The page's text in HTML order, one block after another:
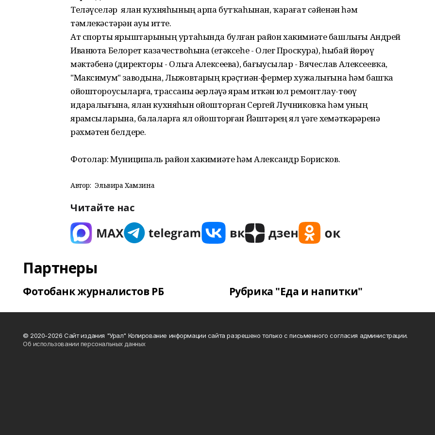
Теләүселәр ялан кухняһының арпа бутҡаһынан, ҡарағат сәйенән һәм
тәмлекәстәрҙән ауыҙ итте.
Ат спорты ярыштарының уртаһында булған район хакимиәте башлығы Андрей
Иванюта Белорет казачествоһына (етәксеһе - Олег Проскура), һыбай йөрөү
мәктәбенә (директоры - Ольга Алексеева), бағыусылар - Вячеслав Алексеевҡа,
"Максимум" заводына, Лыжовтарҙың крәҫтиән-фермер хужалығына һәм башҡа
ойоштороусыларға, трассаны әҙерләүҙә ярҙам иткән юл ремонтлау-төҙөү
идаралығына, ялан кухняһын ойошторған Сергей Лучниковҡа һәм уның
ярҙамсыларына, балаларға ял ойошторған Йәштәрҙең ял үҙәге хеҙмәткәрҙәренә
рәхмәтен белдерҙе.
Фотолар: Муниципаль район хакимиәте һәм Александр Борисков.
Автор: Эльвира Хамзина
Читайте нас
Партнеры
Фотобанк журналистов РБ Рубрика "Еда и напитки"
© 2020-2026 Сайт издания "Урал" Копирование информации сайта разрешено только с письменного согласия администрации.
Об использовании персональных данных